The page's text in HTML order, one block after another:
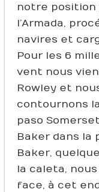
notre position
l’Armada,
navires et
Pour les 6
vent nous
Rowley et
contournons
paso
Baker dans la
Baker,
la caleta,
face, à cet